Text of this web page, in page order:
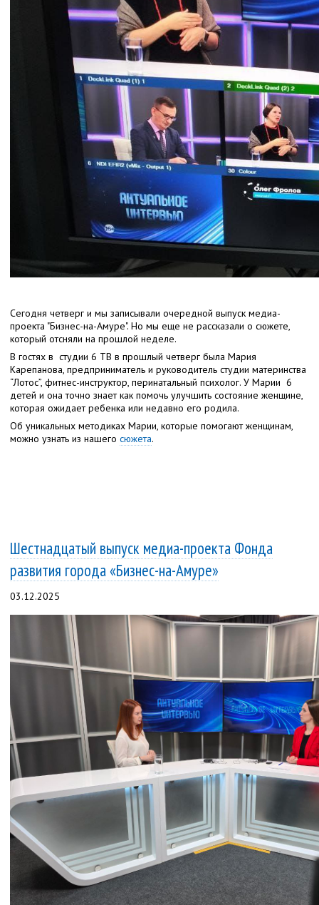
Сегодня четверг и мы записывали очередной выпуск медиа-
проекта "Бизнес-на-Амуре". Но мы еще не рассказали о сюжете,
который отсняли на прошлой неделе.
В гостях в студии 6 ТВ в прошлый четверг была Мария
Карепанова, предприниматель и руководитель студии материнства
“Лотос”, фитнес-инструктор, перинатальный психолог. У Марии 6
детей и она точно знает как помочь улучшить состояние женщине,
которая ожидает ребенка или недавно его родила.
Об уникальных методиках Марии, которые помогают женщинам,
можно узнать из нашего сюжета.
Шестнадцатый выпуск медиа-проекта Фонда
развития города «Бизнес-на-Амуре»
03.12.2025